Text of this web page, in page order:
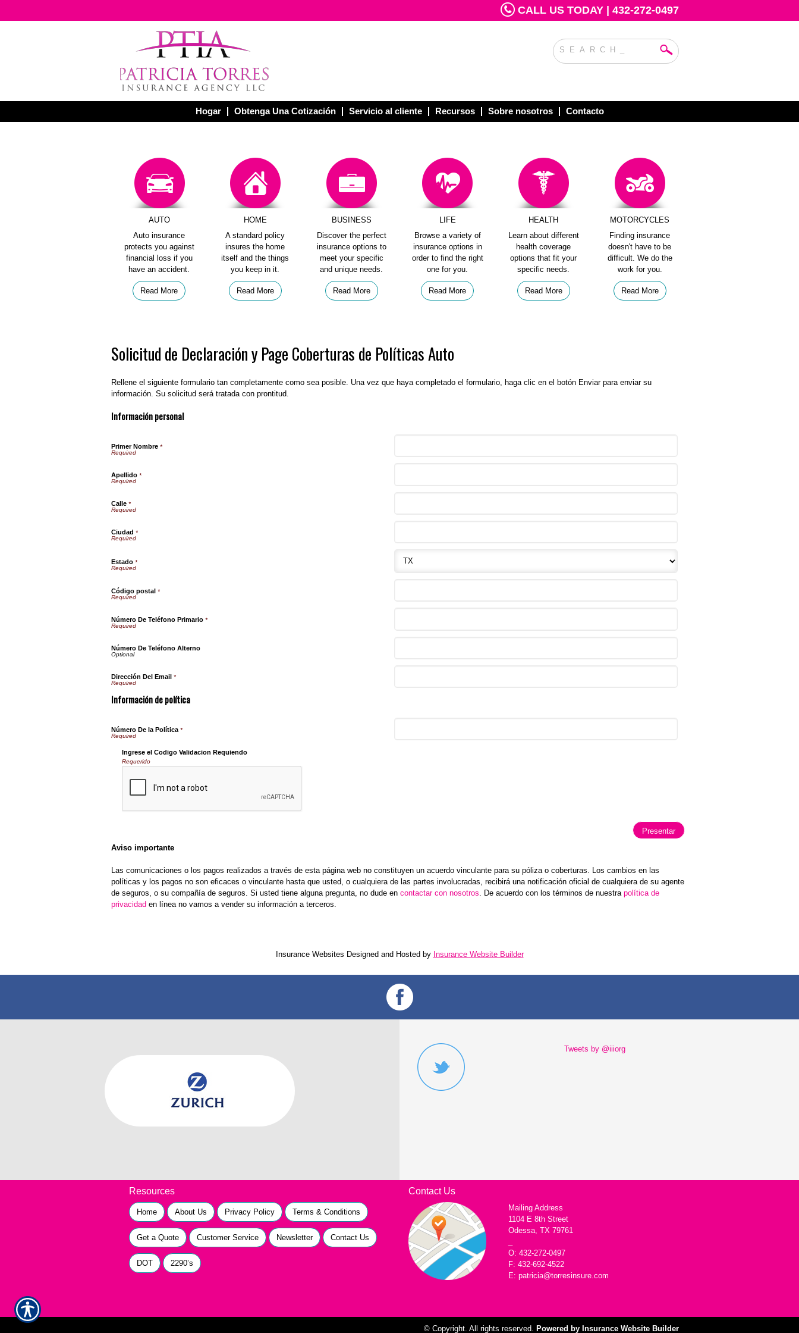
CALL US TODAY | 432-272-0497
Hogar Obtenga Una Cotización Servicio al cliente Recursos Sobre nosotros Contacto
AUTO
Auto insurance
protects you against
financial loss if you
have an accident.
Read More
HOME
A standard policy
insures the home
itself and the things
you keep in it.
Read More
BUSINESS
Discover the perfect
insurance options to
meet your specific
and unique needs.
Read More
LIFE
Browse a variety of
insurance options in
order to find the right
one for you.
Read More
HEALTH
Learn about different
health coverage
options that fit your
specific needs.
Read More
MOTORCYCLES
Finding insurance
doesn't have to be
difficult. We do the
work for you.
Read More
Solicitud de Declaración y Page Coberturas de Políticas Auto
Rellene el siguiente formulario tan completamente como sea posible. Una vez que haya completado el formulario, haga clic en el botón Enviar para enviar su
información. Su solicitud será tratada con prontitud.
Información personal
Primer Nombre *
Apellido *
Calle *
Ciudad *
Estado *
Código postal *
Número De Teléfono Primario *
Número De Teléfono Alterno
Dirección Del Email *
Información de política
Número De la Política *
Ingrese el Codigo Validacion Requiendo
Requerido
Aviso importante
Las comunicaciones o los pagos realizados a través de esta página web no constituyen un acuerdo vinculante para su póliza o coberturas. Los cambios en las
políticas y los pagos no son eficaces o vinculante hasta que usted, o cualquiera de las partes involucradas, recibirá una notificación oficial de cualquiera de su agente
de seguros, o su compañía de seguros. Si usted tiene alguna pregunta, no dude en contactar con nosotros. De acuerdo con los términos de nuestra política de
privacidad en línea no vamos a vender su información a terceros.
Insurance Websites Designed and Hosted by Insurance Website Builder
Tweets by @iiiorg
Resources
Home About Us Privacy Policy Terms & Conditions
Get a Quote Customer Service Newsletter Contact Us
DOT 2290’s
Contact Us
Mailing Address
1104 E 8th Street
Odessa, TX 79761
O: 432-272-0497
F: 432-692-4522
E: patricia@torresinsure.com
© Copyright. All rights reserved. Powered by Insurance Website Builder